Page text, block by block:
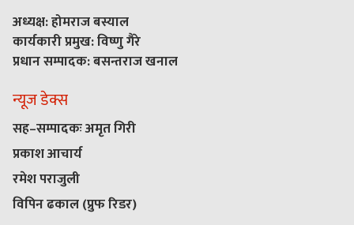
अध्यक्ष: होमराज बस्याल
कार्यकारी प्रमुख: विष्णु गैरे
प्रधान सम्पादक: बसन्तराज खनाल
न्यूज डेक्स
सह–सम्पादकः अमृत गिरी
प्रकाश आचार्य
रमेश पराजुली
विपिन ढकाल (प्रुफ रिडर)